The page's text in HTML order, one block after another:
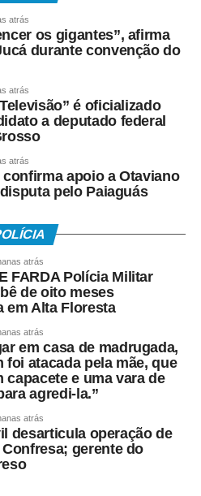
feira (17), sugestões para a
a escolha dos vencedores do
de Empresas de
a proposta e ressaltou que
de voto no momento
são “previsões nem
e a
opinião,
votar ou
Exigir
é
atrás
os gigantes”, afirma
durante convenção do
atrás
é oficializado
a deputado federal
atrás
confirma apoio a Otaviano
pelo Paiaguás
atrás
FARDA Polícia Militar
de oito meses
em Alta Floresta
atrás
em casa de madrugada,
foi atacada pela mãe, que
capacete e uma vara de
agredi-la.”
atrás
desarticula operação de
gerente do